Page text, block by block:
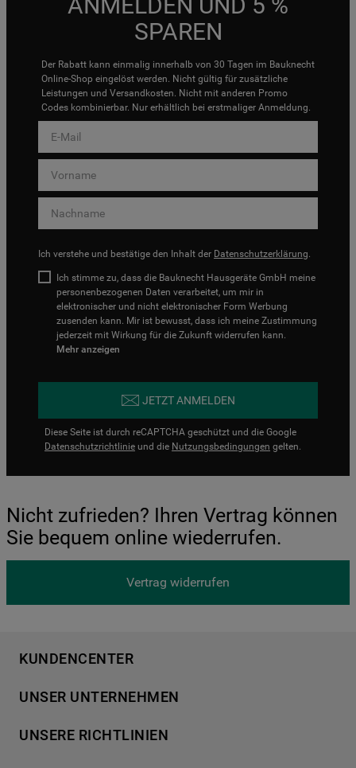
SPAREN
Der Rabatt kann einmalig innerhalb von 30 Tagen im Bauknecht
Online-Shop eingelöst werden. Nicht gültig für zusätzliche
Leistungen und Versandkosten. Nicht mit anderen Promo
Codes kombinierbar. Nur erhältlich bei erstmaliger Anmeldung.
Ich verstehe und bestätige den Inhalt der Datenschutzerklärung.
Ich stimme zu, dass die Bauknecht Hausgeräte GmbH meine
personenbezogenen Daten verarbeitet, um mir in
elektronischer und nicht elektronischer Form Werbung
zusenden kann. Mir ist bewusst, dass ich meine Zustimmung
jederzeit mit Wirkung für die Zukunft widerrufen kann.
Mehr anzeigen
JETZT ANMELDEN
Diese Seite ist durch reCAPTCHA geschützt und die Google
Datenschutzrichtlinie und die Nutzungsbedingungen gelten.
Nicht zufrieden? Ihren Vertrag können
Sie bequem online wiederrufen.
Vertrag widerrufen
KUNDENCENTER
Händlersuche
Häufige Fragen
UNSER UNTERNEHMEN
Für Händler
UNSERE RICHTLINIEN